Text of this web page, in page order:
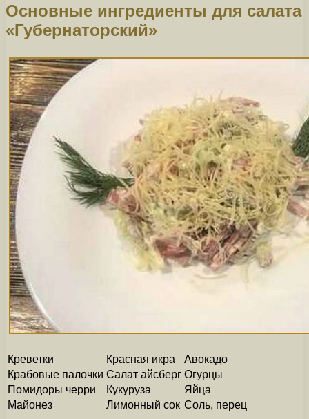
Основные ингредиенты для салата
«Губернаторский»
Креветки Красная икра
Авокадо
Крабовые палочки Салат айсберг Огурцы
Помидоры черри
Кукуруза
Яйца
Майонез
Лимонный сок Соль, перец